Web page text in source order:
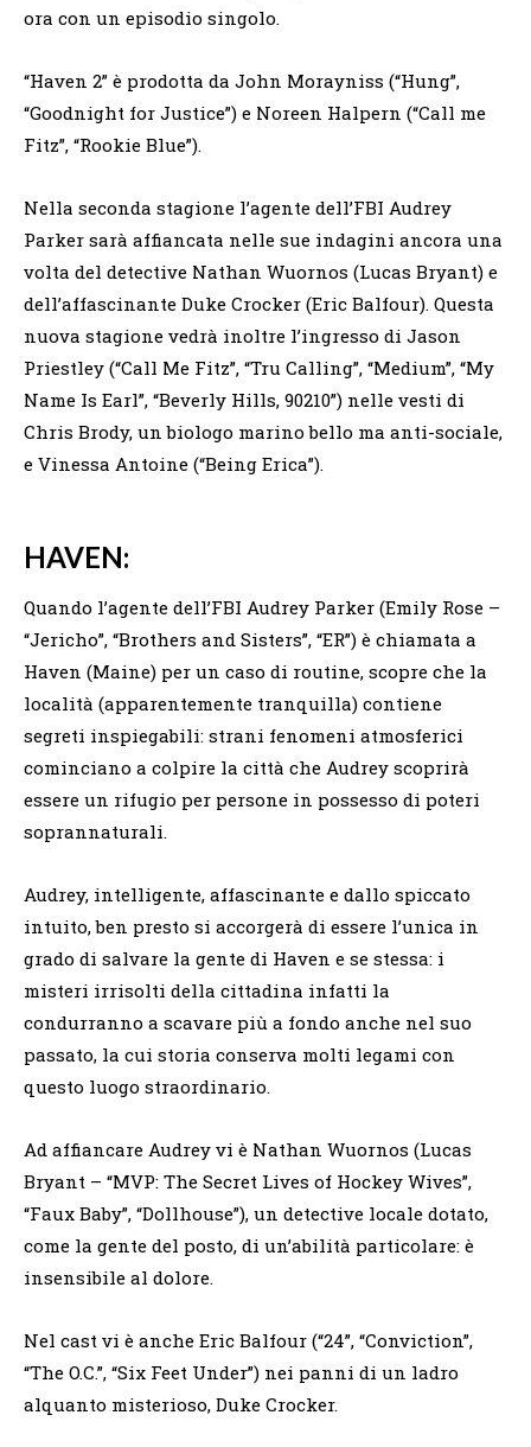
ora con un episodio singolo.
“Haven 2” è prodotta da John Morayniss (“Hung”,
“Goodnight for Justice”) e Noreen Halpern (“Call me
Fitz”, “Rookie Blue”).
Nella seconda stagione l’agente dell’FBI Audrey
Parker sarà affiancata nelle sue indagini ancora una
volta del detective Nathan Wuornos (Lucas Bryant) e
dell’affascinante Duke Crocker (Eric Balfour). Questa
nuova stagione vedrà inoltre l’ingresso di Jason
Priestley (“Call Me Fitz”, “Tru Calling”, “Medium”, “My
Name Is Earl”, “Beverly Hills, 90210”) nelle vesti di
Chris Brody, un biologo marino bello ma anti-sociale,
e Vinessa Antoine (“Being Erica”).
HAVEN:
Quando l’agente dell’FBI Audrey Parker (Emily Rose –
“Jericho”, “Brothers and Sisters”, “ER”) è chiamata a
Haven (Maine) per un caso di routine, scopre che la
località (apparentemente tranquilla) contiene
segreti inspiegabili: strani fenomeni atmosferici
cominciano a colpire la città che Audrey scoprirà
essere un rifugio per persone in possesso di poteri
soprannaturali.
Audrey, intelligente, affascinante e dallo spiccato
intuito, ben presto si accorgerà di essere l’unica in
grado di salvare la gente di Haven e se stessa: i
misteri irrisolti della cittadina infatti la
condurranno a scavare più a fondo anche nel suo
passato, la cui storia conserva molti legami con
questo luogo straordinario.
Ad affiancare Audrey vi è Nathan Wuornos (Lucas
Bryant – “MVP: The Secret Lives of Hockey Wives”,
“Faux Baby”, “Dollhouse”), un detective locale dotato,
come la gente del posto, di un’abilità particolare: è
insensibile al dolore.
Nel cast vi è anche Eric Balfour (“24”, “Conviction”,
“The O.C.”, “Six Feet Under”) nei panni di un ladro
alquanto misterioso, Duke Crocker.